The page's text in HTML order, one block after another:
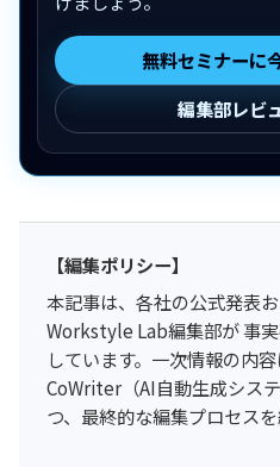
無料セミナーに
編集部レビ
【編集ポリシー】
本記事は、各社の公式発表
Workstyle Lab編集部が 事
しています。一次情報の内容
CoWriter（AI自動生成シス
つ、最終的な編集プロセスを